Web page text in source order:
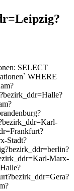
SELECT
WHERE
Stadt?
Marx-